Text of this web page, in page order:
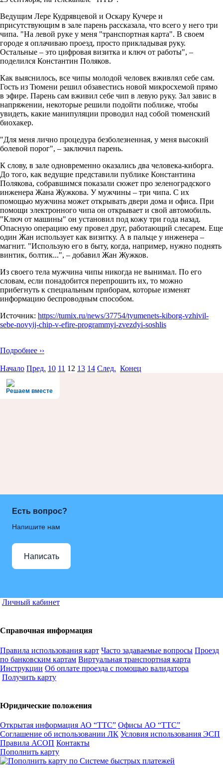
Ведущим Лере Кудрявцевой и Оскару Кучере и
присутствующим в зале парень рассказала, что всего у него три
чипа. "На левой руке у меня "транспортная карта". В своем
городе я оплачиваю проезд, просто прикладывая руку.
Остальные – это цифровая визитка и ключ от работы", –
поделился Константин Поляков.
Как выяснилось, все чипы молодой человек вживлял себе сам.
Гость из Тюмени решил обзавестись новой микросхемой прямо
в эфире. Парень сам вживил себе чип в левую руку. Зал завис в
напряжении, некоторые решили подойти поближе, чтобы
увидеть, какие манипуляции проводил над собой тюменский
биохакер.
"Для меня лично процедура безболезненная, у меня высокий
болевой порог", – заключил парень.
К слову, в зале одновременно оказались два человека-киборга.
До того, как ведущие представили публике Константина
Полякова, собравшимся показали сюжет про зеленоградского
инженера Жана Жужкова. У мужчины – три чипа. С их
помощью мужчина может открывать двери дома и офиса. При
помощи электронного чипа он открывает и свой автомобиль.
"Ключ от машины" он установил под кожу три года назад.
Опасную операцию ему провел друг, работающий слесарем. Еще
один Жан использует как визитку. А в пальце у инженера –
магнит. "Использую его в быту, когда, например, нужно поднять
винтик, болтик...", – добавил Жан Жужков.
Из своего тела мужчина чипы никогда не вынимал. По его
словам, если понадобится перепрошить их, то можно
прибегнуть к специальным приборам, которые изменят
информацию беспроводным способом.
Источник: https://tumix.ru/news/37754/tyumenets-kiborg-vzhivil-
sebe-novyij-chip-v-efire-programmyi-zvezdyi-soshlis
Подробнее ››
Начало Пред. 10 11 12 13 14 След. Конец
Решаем вместе
Есть вопрос?
Напишите нам
Написать
Личный кабинет
Справочная информация
Правила использования карт Часто задаваемые вопросы Проезд
по банковским картам Виртуальная транспортная карта
Инструкции Об оплате проезда с помощью валидатора
Получить карту
Юридические положения
Открытая информация АО “ТТС” Офисы АО “ТТС”
Соглашение об использовании ЛК Условия использования ЭСП
Правила АСОП Контакты
Пополнить карту